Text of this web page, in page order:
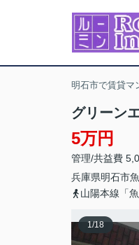
明石市で賃貸マ
グリーン
5万円
管理/共益費
兵庫県明石市
山陽本線「
1/18